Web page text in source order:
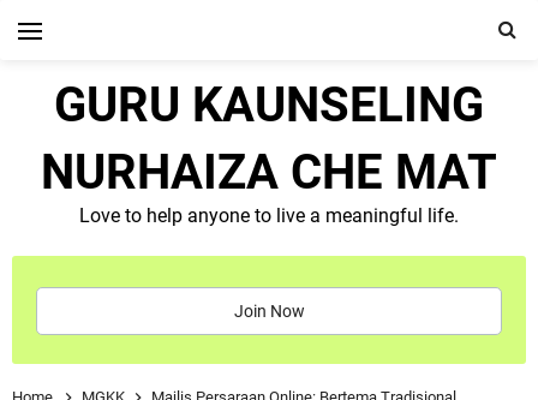
GURU KAUNSELING
NURHAIZA CHE MAT
Love to help anyone to live a meaningful life.
Join Now